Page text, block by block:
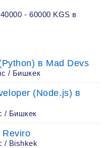
в Mad Devs
/ Бишкек
(Node.js) в
/ Бишкек
Reviro
/ Bishkek
- 60000 KGS в